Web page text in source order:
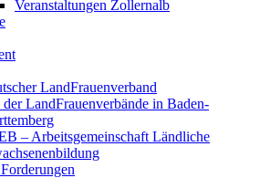
Veranstaltungen Zollernalb
LandFrauenverband
LandFrauenverbände in Baden-
– Arbeitsgemeinschaft Ländliche